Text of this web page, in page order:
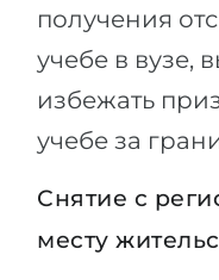
получения
учебе в вузе,
избежать
учебе за
Снятие с
месту